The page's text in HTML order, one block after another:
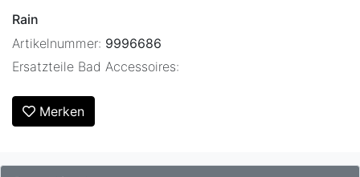
Rain
Artikelnummer: 9996686
Ersatzteile Bad Accessoires:
Merken